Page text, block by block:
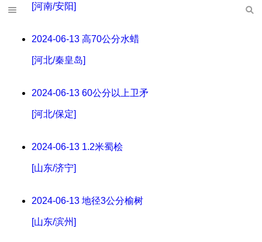
[河南/安阳]
2024-06-13 高70公分水蜡
[河北/秦皇岛]
2024-06-13 60公分以上卫矛
[河北/保定]
2024-06-13 1.2米蜀桧
[山东/济宁]
2024-06-13 地径3公分榆树
[山东/滨州]